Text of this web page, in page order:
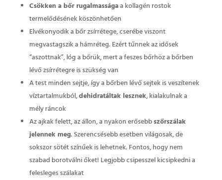
Csökken a bőr rugalmasságaa kollagén rostok
termelődésének köszönhetően
Elvékonyodik a bőr zsírrétege, cserébe viszont
megvastagszik a hámréteg. Ezért tűnnek az idősek
“aszottnak”, lóg a bőrük, mert a feszes bőrhöz a bőrben
lévő zsírrétegre is szükség van
A test minden sejtje, így a bőrben lévő sejtek is veszítenek
víztartalmukból,dehidratáltak lesznek, kialakulnak a
mély ráncok
Az ajkak felett, az állon, a nyakon erősebbszőrszálak
jelennek meg. Szerencsésebb esetben világosak, de
sokszor sötét színűek is lehetnek. Fontos, hogy nem
szabad borotválni őket! Legjobb csipesszel kicsipkedni a
felesleges szálakat